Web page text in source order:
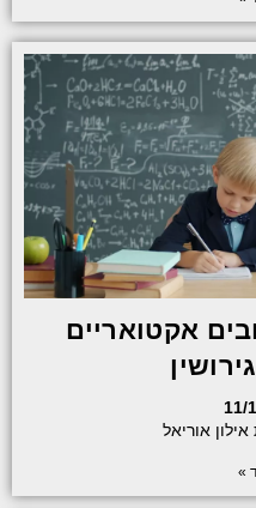
אקטואריים
11/
אוריאל
»